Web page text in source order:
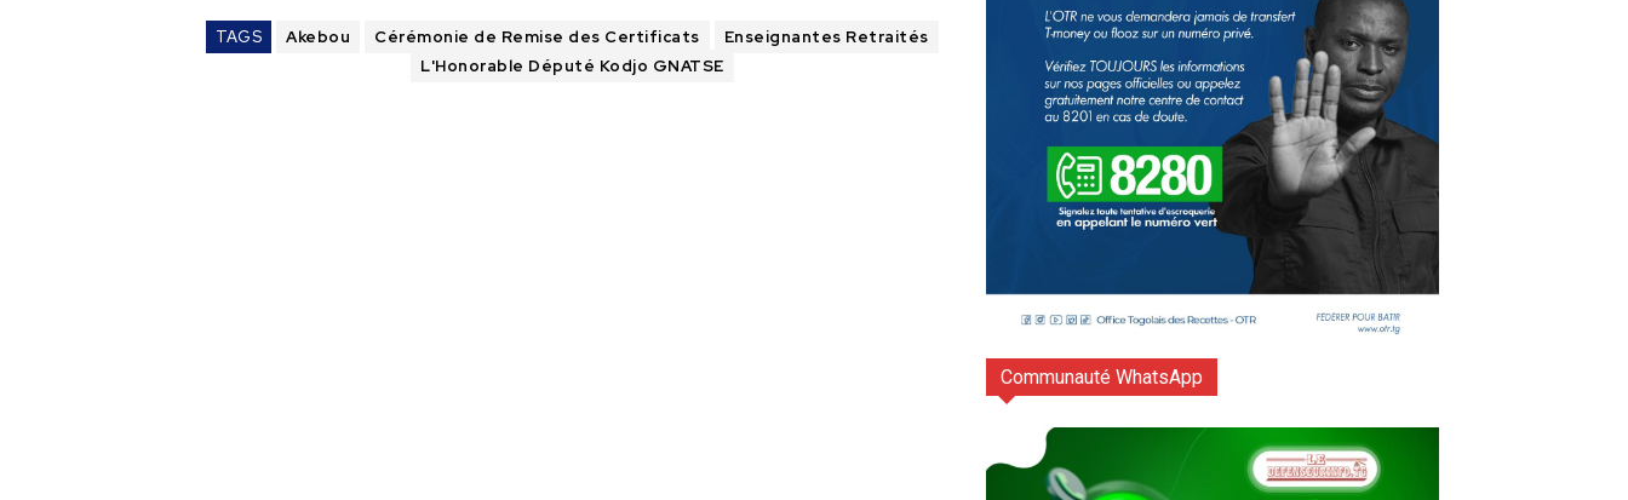
TAGS Akebou Cérémonie de Remise des Certificats
Enseignantes Retraités
L'Honorable Député Kodjo GNATSE
Communauté WhatsApp